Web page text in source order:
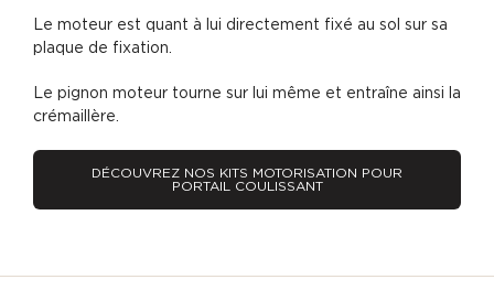
Le moteur est quant à lui directement fixé au sol sur sa
plaque de fixation.
Le pignon moteur tourne sur lui même et entraîne ainsi la
crémaillère.
DÉCOUVREZ NOS KITS MOTORISATION POUR
PORTAIL COULISSANT